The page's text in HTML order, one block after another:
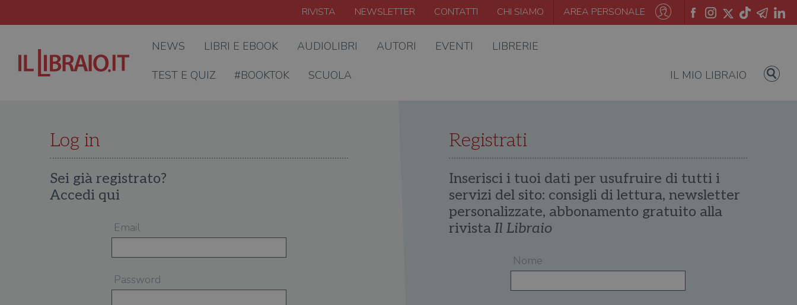
RIVISTA NEWSLETTER CONTATTI CHI SIAMO AREA PERSONALE
NEWS LIBRI E EBOOK AUDIOLIBRI AUTORI EVENTI LIBRERIE
TEST E QUIZ #BOOKTOK SCUOLA IL MIO LIBRAIO
Log in
Sei già registrato?
Accedi qui
Email
Password
Registrati
Inserisci i tuoi dati per usufruire di tutti i
servizi del sito: consigli di lettura, newsletter
personalizzate, abbonamento gratuito alla
rivista Il Libraio
Nome